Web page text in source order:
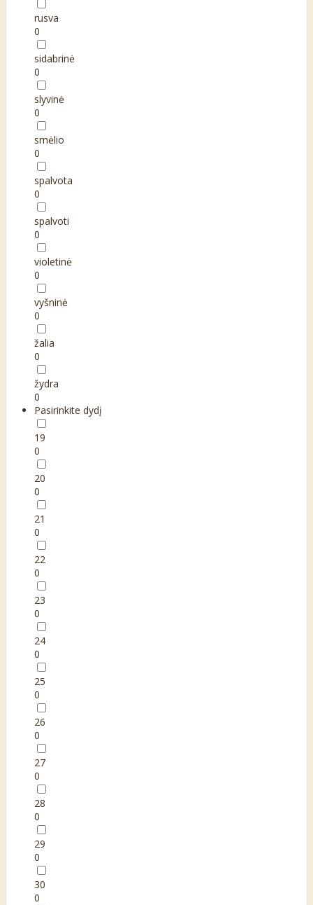
rusva
0
sidabrinė
0
slyvinė
0
smėlio
0
spalvota
0
spalvoti
0
violetinė
0
vyšninė
0
žalia
0
žydra
0
Pasirinkite dydį
19
0
20
0
21
0
22
0
23
0
24
0
25
0
26
0
27
0
28
0
29
0
30
0